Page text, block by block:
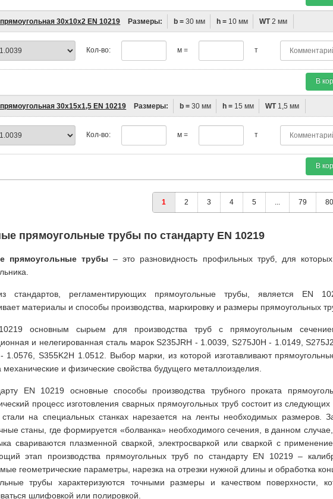
30х10х2 EN 10219 Размеры: b = 30 мм h = 10 мм WT2 мм
Кол-во: м = т
В
30х15х1,5 EN 10219 Размеры: b = 30 мм h = 15 мм WT1,5 мм
Кол-во: м = т
В
1 2 3 4 5 ... 79 80
прямоугольные трубы по стандарту EN 10219
прямоугольные трубы – это разновидность профильных труб, для
стандартов, регламентирующих прямоугольные трубы, является EN
материалы и способы производства, маркировку и размеры прямоугольных
основным сырьем для производства труб с прямоугольным
и нелегированная сталь марок S235JRH - 1.0039, S275J0H - 1.0149,
1.0576, S355K2H 1.0512. Выбор марки, из которой изготавливают
механические и физические свойства будущего металлоизделия.
EN 10219 основные способы производства трубного проката
процесс изготовления сварных прямоугольных труб состоит из следующих
стали на специальных станках нарезается на ленты необходимых размеров.
станы, где формируется «болванка» необходимого сечения, в данном
свариваются плазменной сваркой, электросваркой или сваркой с
этап производства прямоугольных труб по стандарту EN 10219 –
геометрические параметры, нарезка на отрезки нужной длины и обработка
трубы характеризуются точными размеры и качеством поверхности,
шлифовкой или полировкой.